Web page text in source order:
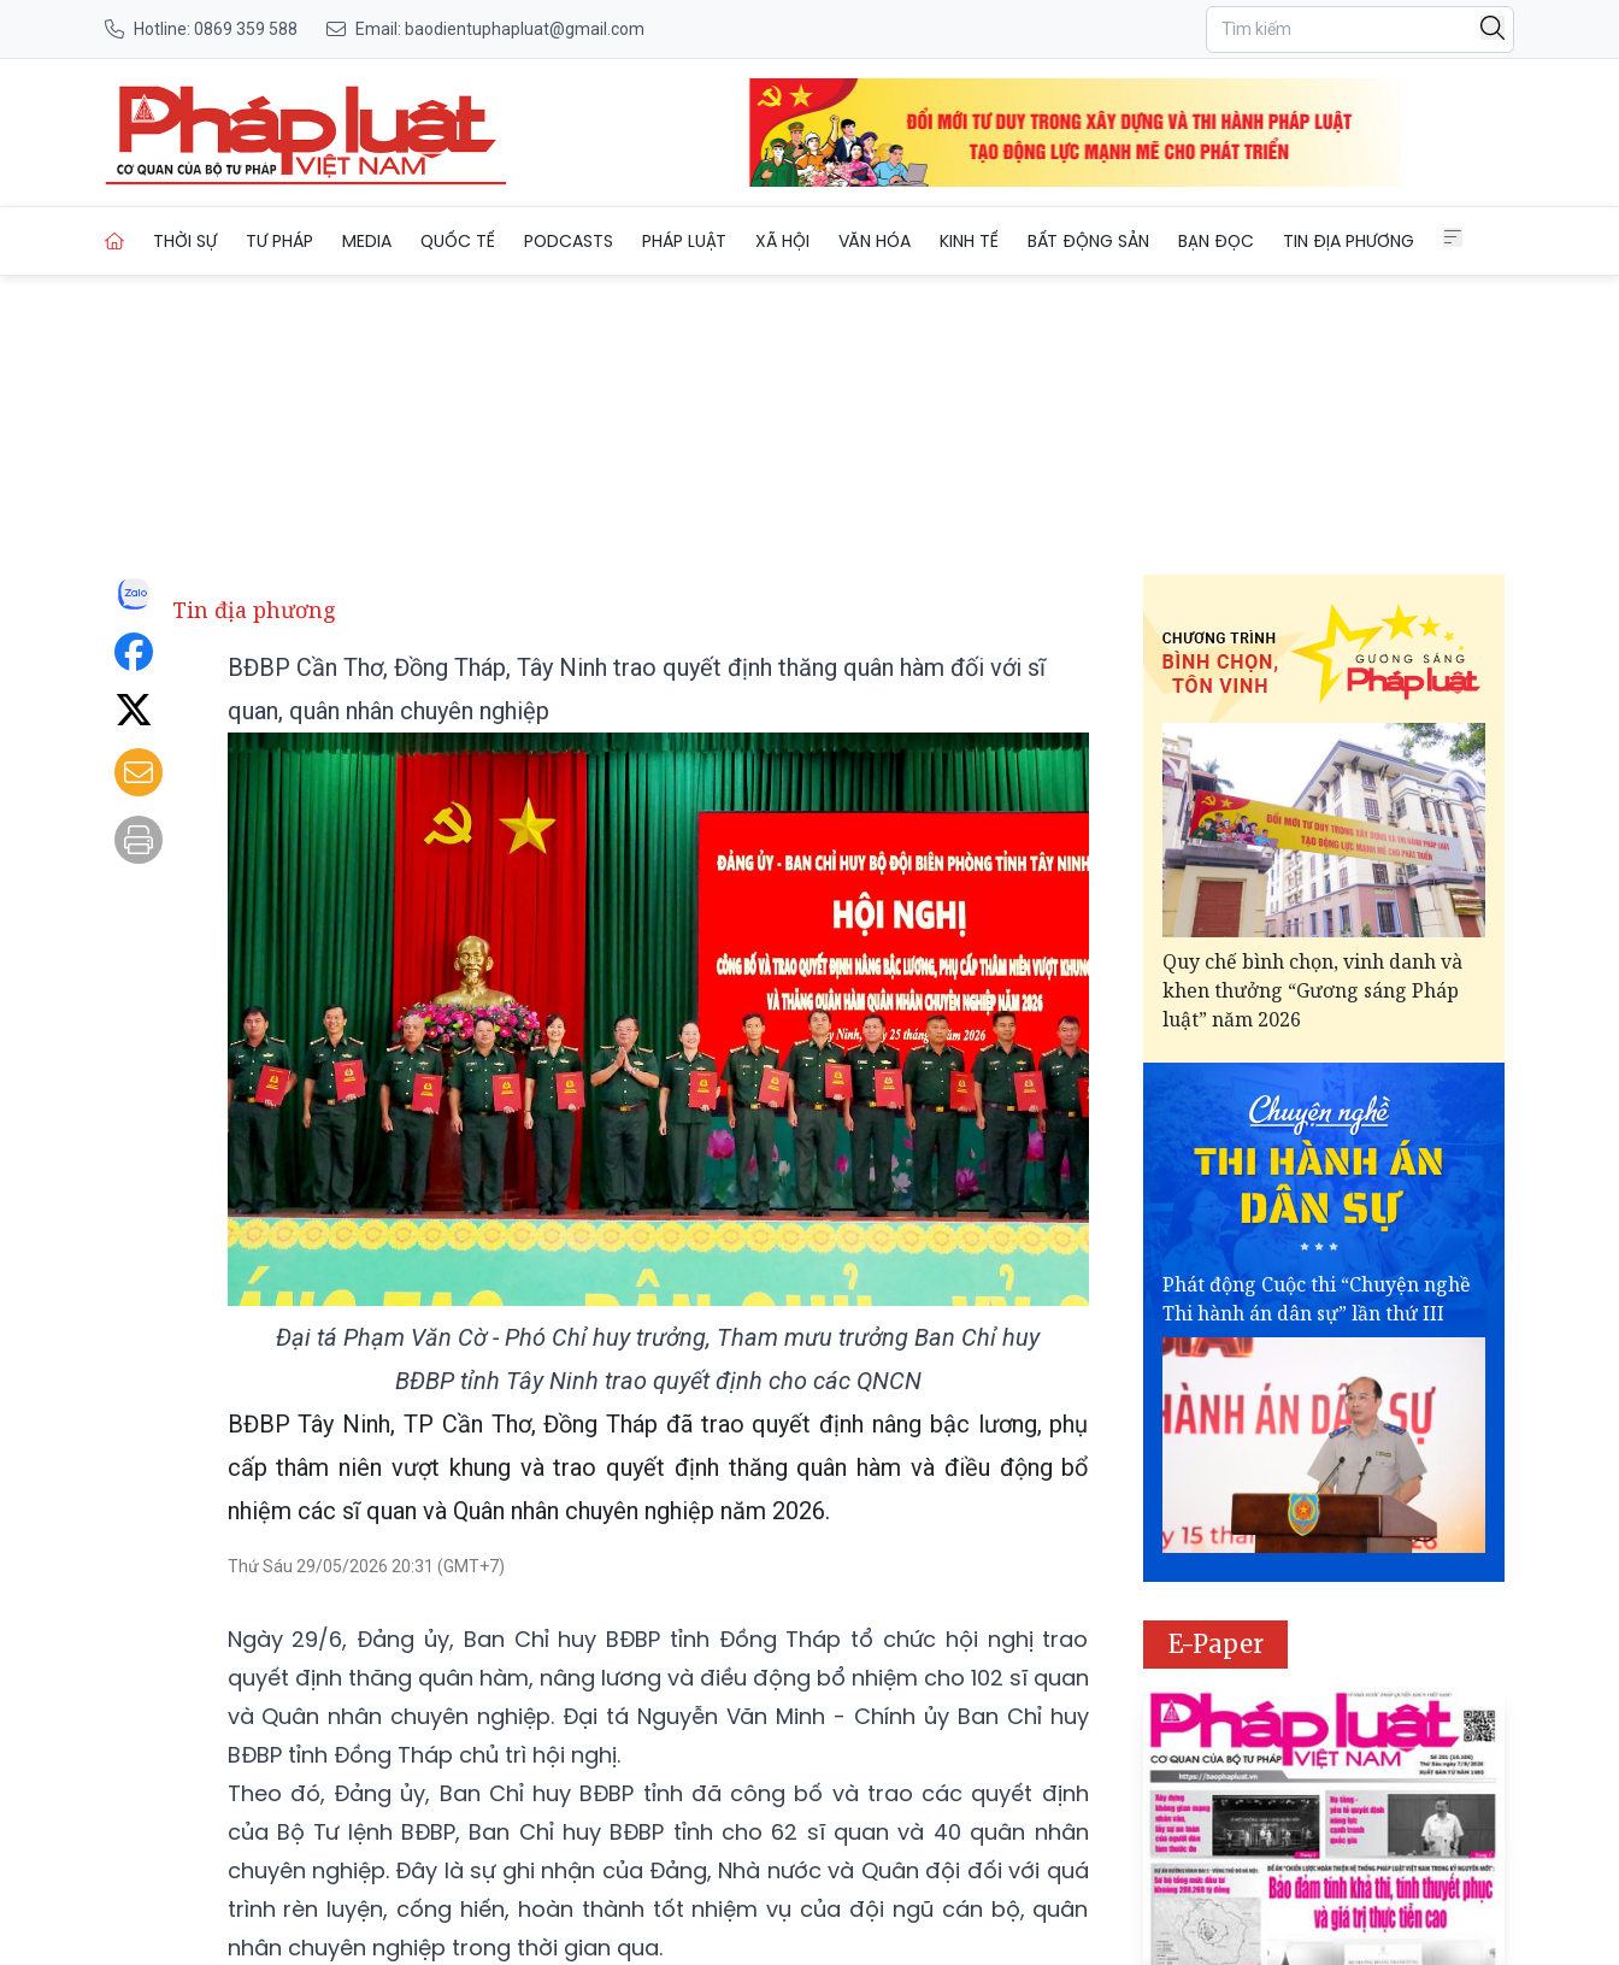
Hotline: 0869 359 588 Email: baodientuphapluat@gmail.com
THỜI SỰ TƯ PHÁP MEDIA QUỐC TẾ PODCASTS PHÁP LUẬT XÃ HỘI VĂN HÓA KINH TẾ BẤT ĐỘNG SẢN BẠN ĐỌC TIN ĐỊA PHƯƠNG
Tin địa phương
BĐBP Cần Thơ, Đồng Tháp, Tây Ninh trao quyết định thăng quân hàm đối với sĩ
quan, quân nhân chuyên nghiệp
Đại tá Phạm Văn Cờ - Phó Chỉ huy trưởng, Tham mưu trưởng Ban Chỉ huy
BĐBP tỉnh Tây Ninh trao quyết định cho các QNCN
BĐBP Tây Ninh, TP Cần Thơ, Đồng Tháp đã trao quyết định nâng bậc lương, phụ
cấp thâm niên vượt khung và trao quyết định thăng quân hàm và điều động bổ
nhiệm các sĩ quan và Quân nhân chuyên nghiệp năm 2026.
Thứ Sáu 29/05/2026 20:31 (GMT+7)
Ngày 29/6, Đảng ủy, Ban Chỉ huy BĐBP tỉnh Đồng Tháp tổ chức hội nghị trao
quyết định thăng quân hàm, nâng lương và điều động bổ nhiệm cho 102 sĩ quan
và Quân nhân chuyên nghiệp. Đại tá Nguyễn Văn Minh - Chính ủy Ban Chỉ huy
BĐBP tỉnh Đồng Tháp chủ trì hội nghị.
Theo đó, Đảng ủy, Ban Chỉ huy BĐBP tỉnh đã công bố và trao các quyết định
của Bộ Tư lệnh BĐBP, Ban Chỉ huy BĐBP tỉnh cho 62 sĩ quan và 40 quân nhân
chuyên nghiệp. Đây là sự ghi nhận của Đảng, Nhà nước và Quân đội đối với quá
trình rèn luyện, cống hiến, hoàn thành tốt nhiệm vụ của đội ngũ cán bộ, quân
nhân chuyên nghiệp trong thời gian qua.
Quy chế bình chọn, vinh danh và
khen thưởng “Gương sáng Pháp
luật” năm 2026
Phát động Cuộc thi “Chuyện nghề
Thi hành án dân sự” lần thứ III
E-Paper